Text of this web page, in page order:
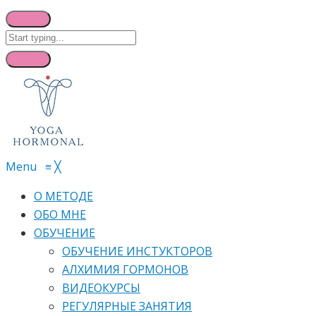
Menu ≡╳
О МЕТОДЕ
ОБО МНЕ
ОБУЧЕНИЕ
ОБУЧЕНИЕ ИНСТУКТОРОВ
АЛХИМИЯ ГОРМОНОВ
ВИДЕОКУРСЫ
РЕГУЛЯРНЫЕ ЗАНЯТИЯ